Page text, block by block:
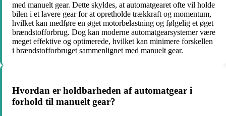
med manuelt gear. Dette skyldes, at automatgearet ofte vil holde
bilen i et lavere gear for at opretholde trækkraft og momentum,
hvilket kan medføre en øget motorbelastning og følgelig et øget
brændstofforbrug. Dog kan moderne automatgearsystemer være
meget effektive og optimerede, hvilket kan minimere forskellen
i brændstofforbruget sammenlignet med manuelt gear.
Hvordan er holdbarheden af automatgear i
forhold til manuelt gear?